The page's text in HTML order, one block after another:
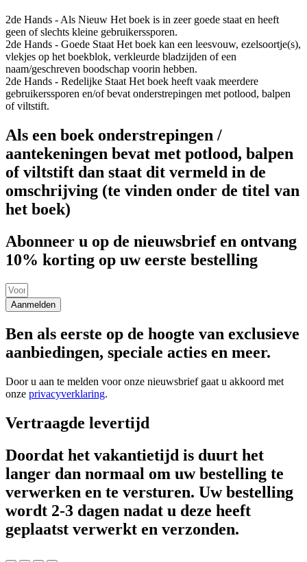
2de Hands - Als Nieuw Het boek is in zeer goede staat en heeft
geen of slechts kleine gebruikerssporen.
2de Hands - Goede Staat Het boek kan een leesvouw, ezelsoortje(s),
vlekjes op het boekblok, verkleurde bladzijden of een
naam/geschreven boodschap voorin hebben.
2de Hands - Redelijke Staat Het boek heeft vaak meerdere
gebruikerssporen en/of bevat onderstrepingen met potlood, balpen
of viltstift.
Als een boek onderstrepingen /
aantekeningen bevat met potlood, balpen
of viltstift dan staat dit vermeld in de
omschrijving (te vinden onder de titel van
het boek)
Abonneer u op de nieuwsbrief en ontvang
10% korting op uw eerste bestelling
Aanmelden
Ben als eerste op de hoogte van exclusieve
aanbiedingen, speciale acties en meer.
Door u aan te melden voor onze nieuwsbrief gaat u akkoord met
onze privacyverklaring.
Vertraagde levertijd
Doordat het vakantietijd is duurt het
langer dan normaal om uw bestelling te
verwerken en te versturen. Uw bestelling
wordt 2-3 dagen nadat u deze heeft
geplaatst verwerkt en verzonden.